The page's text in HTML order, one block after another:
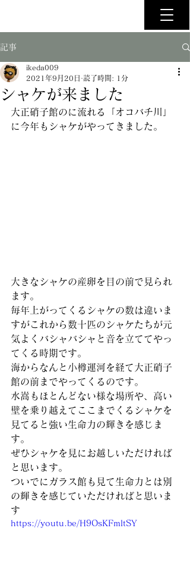
記事
シャケが来ました
ikeda009
2021年9月20日 読了時間: 1分
大正硝子館のに流れる「オコバチ川」
に今年もシャケがやってきました。
大きなシャケの産卵を目の前で見られ
ます。
毎年上がってくるシャケの数は違いま
すがこれから数十匹のシャケたちが元
気よくバシャバシャと音を立ててやっ
てくる時期です。
海からなんと小樽運河を経て大正硝子
館の前までやってくるのです。
水嵩もほとんどない様な場所や、高い
壁を乗り越えてここまでくるシャケを
見てると強い生命力の輝きを感じま
す。
ぜひシャケを見にお越しいただければ
と思います。
ついでにガラス館も見て生命力とは別
の輝きを感じていただければと思いま
す
https://youtu.be/H9OsKFmltSY